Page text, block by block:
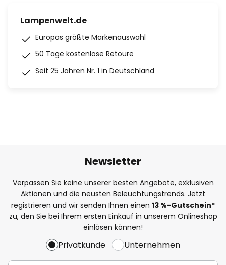
Lampenwelt.de
Europas größte Markenauswahl
50 Tage kostenlose Retoure
Seit 25 Jahren Nr. 1 in Deutschland
Newsletter
Verpassen Sie keine unserer besten Angebote, exklusiven
Aktionen und die neusten Beleuchtungstrends. Jetzt
registrieren und wir senden Ihnen einen 13 %-Gutschein*
zu, den Sie bei Ihrem ersten Einkauf in unserem Onlineshop
einlösen können!
Privatkunde Unternehmen